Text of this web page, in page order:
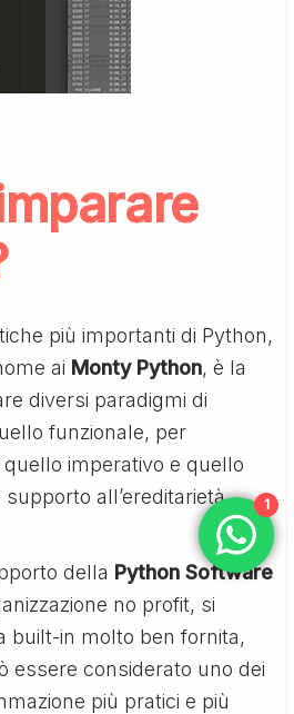
più importanti di Python,
ai Monty Python, è la
diversi paradigmi di
funzionale, per
imperativo e quello
all’ereditarietà
della Python Software
no profit, si
built-in molto ben fornita,
essere considerato uno dei
più pratici e più
1